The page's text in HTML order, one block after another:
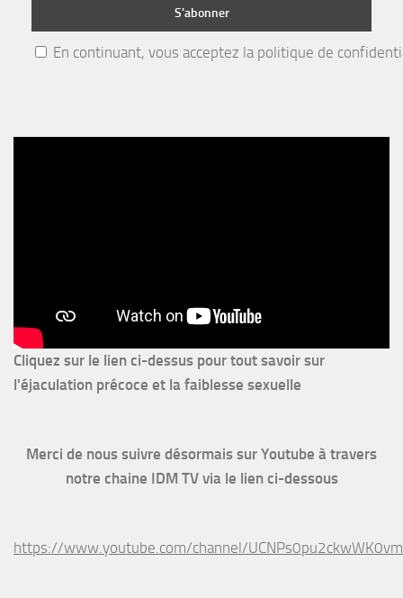
En continuant, vous acceptez la politique de
Cliquez sur le lien ci-dessus pour tout savoir sur
l'éjaculation précoce et la faiblesse sexuelle
Merci de nous suivre désormais sur Youtube à travers
notre chaine IDM TV via le lien ci-dessous
https://www.youtube.com/channel/